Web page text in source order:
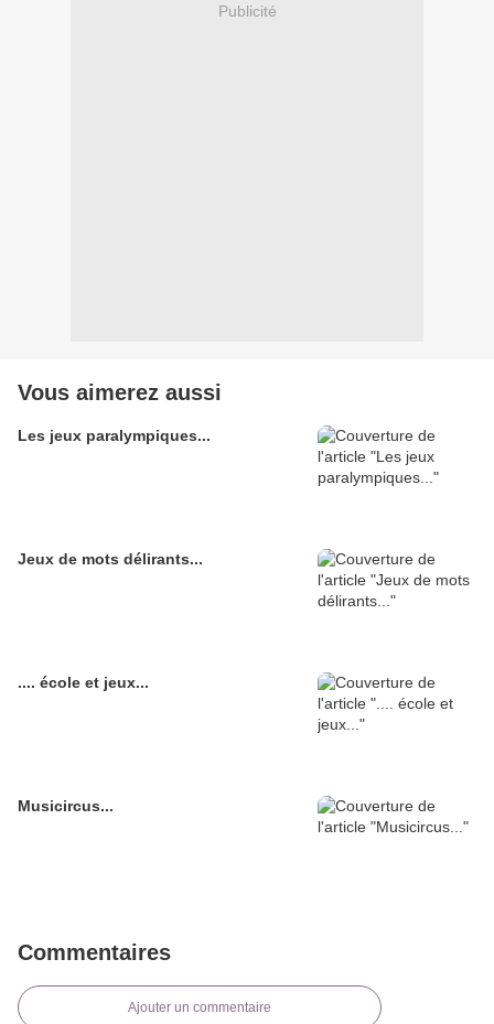
Publicité
Vous aimerez aussi
Les jeux paralympiques...
Jeux de mots délirants...
.... école et jeux...
Musicircus...
Commentaires
Ajouter un commentaire